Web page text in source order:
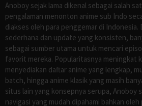
Anoboy sejak lama dikenal sebagai salah
pengalaman menonton anime sub Indo
diakses oleh para penggemar di Indonesia.
sederhana dan update yang konsisten,
sebagai sumber utama untuk mencari
favorit mereka. Popularitasnya meningkat
menyediakan daftar anime yang lengkap,
batch, hingga anime klasik yang masih
situs lain yang konsepnya serupa, Anoboy
navigasi yang mudah dipahami bahkan